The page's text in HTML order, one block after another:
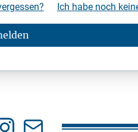
Ich habe noch